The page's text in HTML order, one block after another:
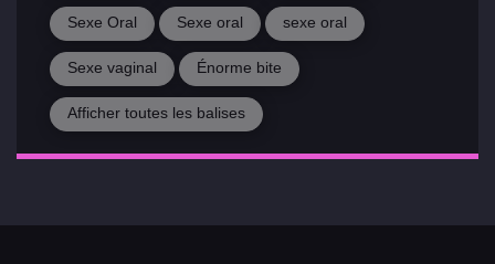
Sexe Oral Sexe oral sexe oral
Sexe vaginal Énorme bite
Afficher toutes les balises